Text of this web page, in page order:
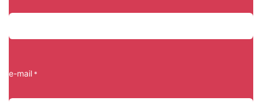
e-mail *